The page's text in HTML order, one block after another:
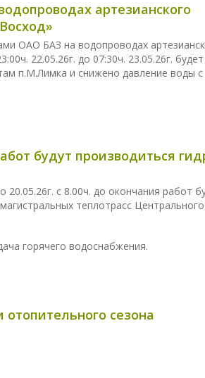
артезианского
ОАО БАЗ на водопроводах
22.05.26г. до 07:30ч. 23.05.26г.
п.М.Лимка и снижено давление воды с
будут производиться
с 8.00ч. до окончания работ
теплотрасс
горячего водоснабжения.
сезона